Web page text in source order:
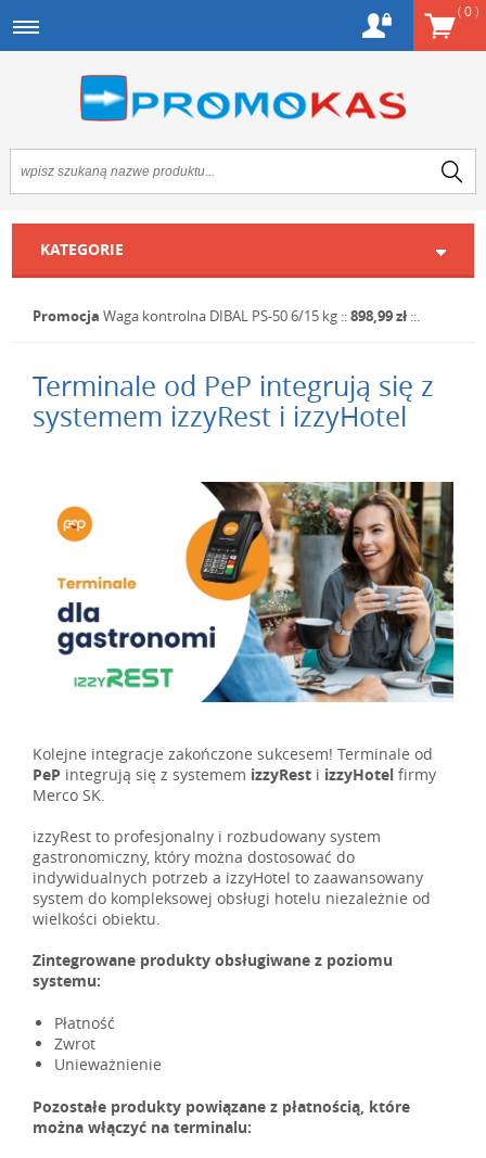
(0)
KATEGORIE
Promocja Waga kontrolna DIBAL PS-50 6/15 kg ::898,99 zł ::.
Terminale od PeP integrują się z
systemem izzyRest i izzyHotel
Kolejne integracje zakończone sukcesem! Terminale od
PeP integrują się z systemem izzyRest i izzyHotel firmy
Merco SK.
izzyRest to profesjonalny i rozbudowany system
gastronomiczny, który można dostosować do
indywidualnych potrzeb a izzyHotel to zaawansowany
system do kompleksowej obsługi hotelu niezależnie od
wielkości obiektu.
Zintegrowane produkty obsługiwane z poziomu
systemu:
Płatność
Zwrot
Unieważnienie
Pozostałe produkty powiązane z płatnością, które
można włączyć na terminalu: